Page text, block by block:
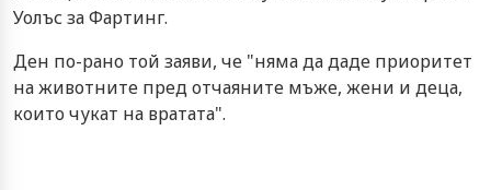
Уолъс за Фартинг.
Ден по-рано той заяви, че "няма да даде приоритет
на животните пред отчаяните мъже, жени и деца,
които чукат на вратата".